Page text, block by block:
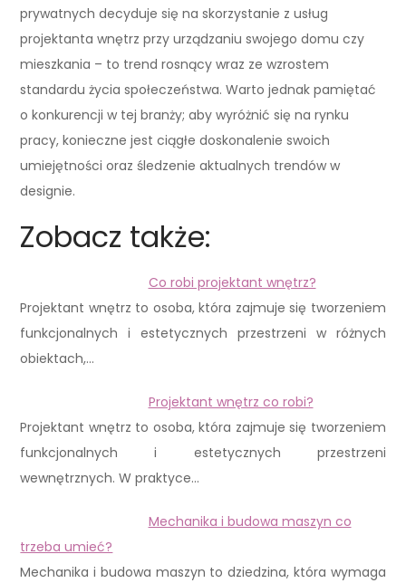
prywatnych decyduje się na skorzystanie z usług
projektanta wnętrz przy urządzaniu swojego domu czy
mieszkania – to trend rosnący wraz ze wzrostem
standardu życia społeczeństwa. Warto jednak pamiętać
o konkurencji w tej branży; aby wyróżnić się na rynku
pracy, konieczne jest ciągłe doskonalenie swoich
umiejętności oraz śledzenie aktualnych trendów w
designie.
Zobacz także:
Co robi projektant wnętrz?
Projektant wnętrz to osoba, która zajmuje się tworzeniem
funkcjonalnych i estetycznych przestrzeni w różnych
obiektach,…
Projektant wnętrz co robi?
Projektant wnętrz to osoba, która zajmuje się tworzeniem
funkcjonalnych i estetycznych przestrzeni
wewnętrznych. W praktyce…
Mechanika i budowa maszyn co
trzeba umieć?
Mechanika i budowa maszyn to dziedzina, która wymaga